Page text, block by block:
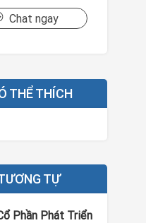
Chat ngay
THỂ THÍCH
TỰ
Phần Phát Triển